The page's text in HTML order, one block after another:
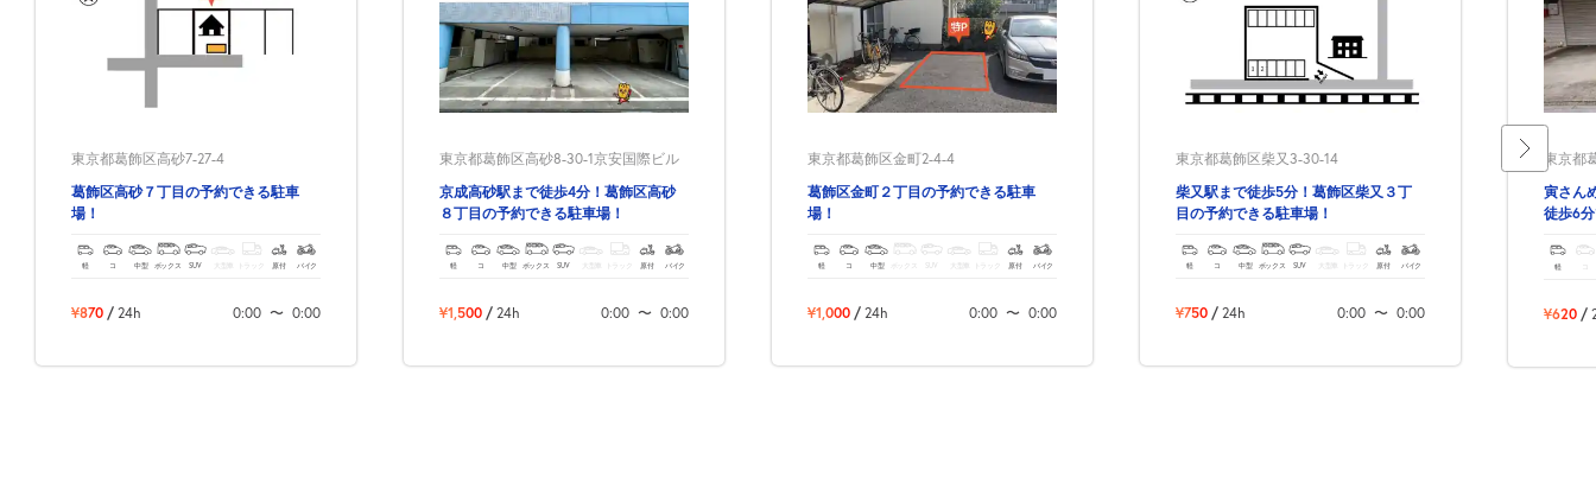
東京都葛飾区高砂7-27-4
葛飾区高砂７丁目の予約できる駐車
場！
軽 コ 中型 ボックス SUV トラック 原付 バイク
¥870 / 24h 0:00 〜 0:00
東京都葛飾区高砂8-30-1京安国際ビル
京成高砂駅まで徒歩4分！葛飾区高砂
８丁目の予約できる駐車場！
軽 コ 中型 ボックス SUV トラック 原付 バイク
¥1,500 / 24h 0:00 〜 0:00
東京都葛飾区金町2-4-4
葛飾区金町２丁目の予約できる駐車
場！
軽 コ 中型 ボックス SUV トラック 原付 バイク
¥1,000 / 24h 0:00 〜 0:00
東京都葛飾区柴又3-30-14
柴又駅まで徒歩5分！葛飾区柴又３丁
目の予約できる駐車場！
軽 コ 中型 ボックス SUV トラック 原付 バイク
¥750 / 24h 0:00 〜 0:00
東京都
寅さん
徒歩6
軽
¥620 /
次へ